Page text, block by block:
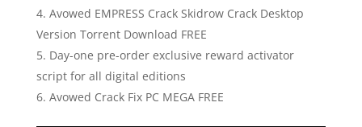
Avowed EMPRESS Crack Skidrow Crack Desktop
Version Torrent Download FREE
Day-one pre-order exclusive reward activator
script for all digital editions
Avowed Crack Fix PC MEGA FREE